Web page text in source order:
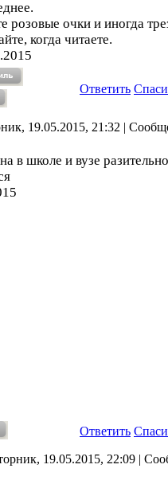
розовые очки и иногда
когда читаете.
Ответить
19.05.2015, 21:32 |
в школе и вузе разительно
Ответить
19.05.2015, 22:09 |